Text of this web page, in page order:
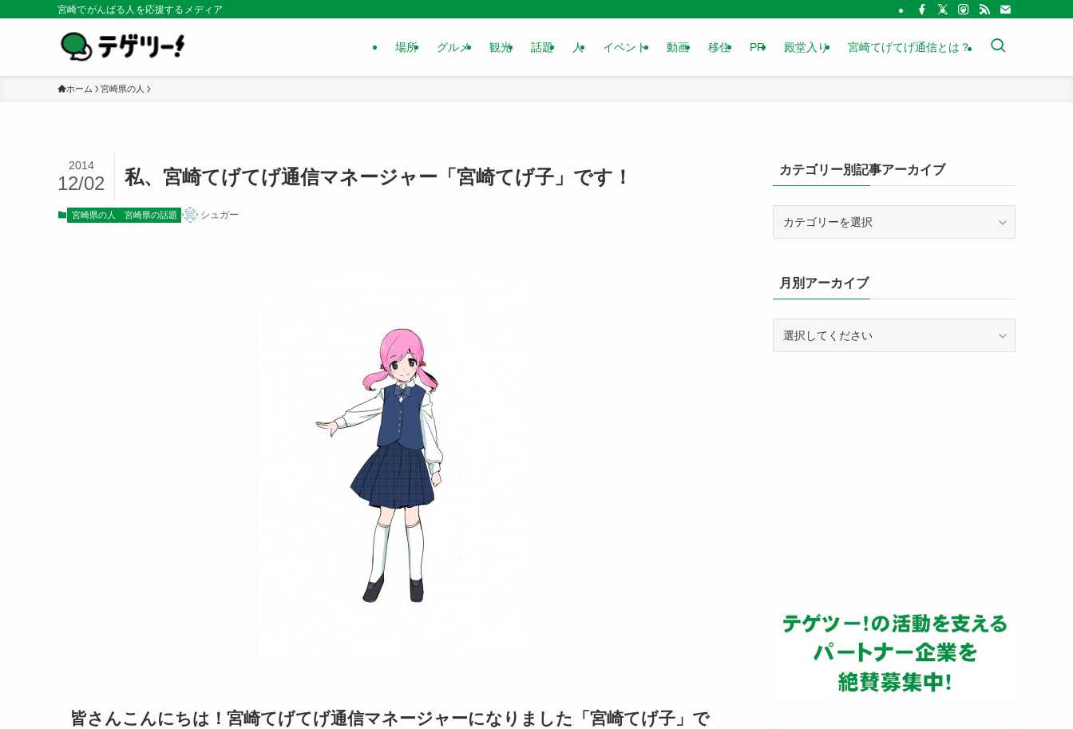
宮崎でがんばる人を応援するメディア
場所 グルメ 観光 話題 人 イベント 動画 移住 PR 殿堂入り 宮崎てげてげ通信とは？
ホーム 宮崎県の人
私、宮崎てげてげ通信マネージャー「宮崎てげ子」です！
2014
12/02
宮崎県の人 宮崎県の話題 シュガー
皆さんこんにちは！宮崎てげてげ通信マネージャーになりました「宮崎てげ子」で
カテゴリー別記事アーカイブ
ー
別
記
ア
月別アーカイブ